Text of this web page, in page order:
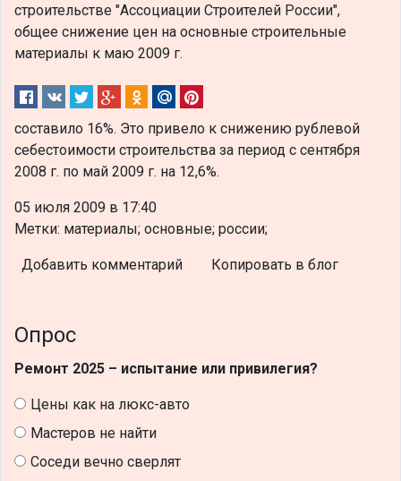
строительстве "Ассоциации Строителей России",
общее снижение цен на основные строительные
материалы к маю 2009 г.
составило 16%. Это привело к снижению рублевой
себестоимости строительства за период с сентября
2008 г. по май 2009 г. на 12,6%.
05 июля 2009 в 17:40
Метки: материалы; основные; россии;
Добавить комментарий Копировать в блог
Опрос
Ремонт 2025 – испытание или привилегия?
Цены как на люкс-авто
Мастеров не найти
Соседи вечно сверлят